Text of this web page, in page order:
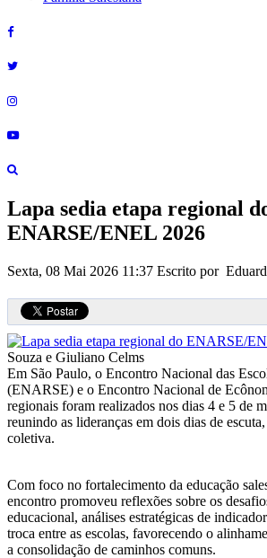
Lapa sedia etapa regional
ENARSE/ENEL 2026
Sexta, 08 Mai 2026 11:37 Escrito por
Souza e Giuliano Celms
Em São Paulo, o Encontro Nacional das
(ENARSE) e o Encontro Nacional de
regionais foram realizados nos dias 4 e 5 de
reunindo as lideranças em dois dias de
coletiva.
Com foco no fortalecimento da educação
encontro promoveu reflexões sobre os
educacional, análises estratégicas de
troca entre as escolas, favorecendo o
a consolidação de caminhos comuns.